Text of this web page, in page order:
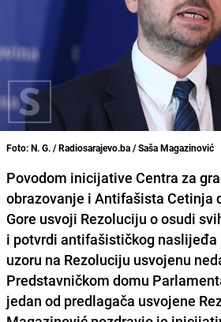
Foto: N. G. / Radiosarajevo.ba / Saša Magazinović
Povodom inicijative Centra za
obrazovanje i Antifašista Cetinja
Gore usvoji Rezoluciju o osudi
i potvrdi antifašističkog naslijeđa
uzoru na Rezoluciju usvojenu
Predstavničkom domu
jedan od predlagača usvojene